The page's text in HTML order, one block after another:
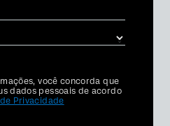
×
você concorda que
dados pessoais de acordo
Privacidade